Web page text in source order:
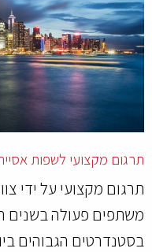
תרגום מקצועי לשפות
תרגום מקצועי על ידי
משתפים פעולה בשנים
בסטנדרטים הגבוהים